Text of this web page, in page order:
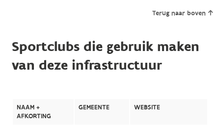
Terug naar boven
Sportclubs die gebruik maken
van deze infrastructuur
NAAM +
AFKORTING
GEMEENTE WEBSITE